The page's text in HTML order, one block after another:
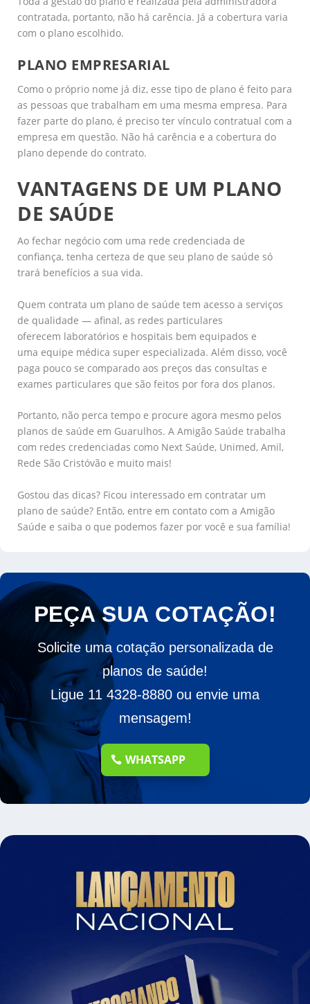
contratada, portanto, não há carência. Já a cobertura varia
com o plano escolhido.
PLANO EMPRESARIAL
Como o próprio nome já diz, esse tipo de plano é feito para
as pessoas que trabalham em uma mesma empresa. Para
fazer parte do plano, é preciso ter vínculo contratual com a
empresa em questão. Não há carência e a cobertura do
plano depende do contrato.
VANTAGENS DE UM PLANO
DE SAÚDE
Ao fechar negócio com uma rede credenciada de
confiança, tenha certeza de que seu plano de saúde só
trará benefícios a sua vida.
Quem contrata um plano de saúde tem acesso a serviços
de qualidade — afinal, as redes particulares
oferecem laboratórios e hospitais bem equipados e
uma equipe médica super especializada. Além disso, você
paga pouco se comparado aos preços das consultas e
exames particulares que são feitos por fora dos planos.
Portanto, não perca tempo e procure agora mesmo pelos
planos de saúde em Guarulhos. A Amigão Saúde trabalha
com redes credenciadas como Next Saúde, Unimed, Amil,
Rede São Cristóvão e muito mais!
Gostou das dicas? Ficou interessado em contratar um
plano de saúde? Então, entre em contato com a Amigão
Saúde e saiba o que podemos fazer por você e sua família!
PEÇA SUA COTAÇÃO!
Solicite uma cotação personalizada de
planos de saúde!
Ligue 11 4328-8880 ou envie uma
mensagem!
WHATSAPP